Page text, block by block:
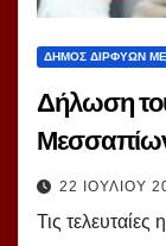
ΔΗΜΟΣ ΔΙΡΦΥΩΝ
Δήλωση
22 ΙΟΥΛΊΟΥ
Τις τελευταίες